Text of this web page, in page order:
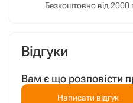
Безкоштовно від 2000
Відгуки
Вам є що розповісти
Написати відгук